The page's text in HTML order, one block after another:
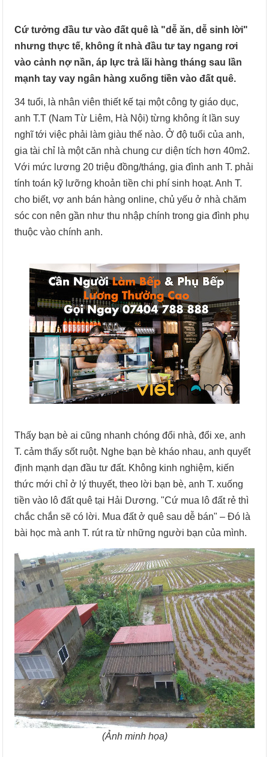
Cứ tưởng đầu tư vào đất quê là "dễ ăn, dễ sinh lời"
nhưng thực tế, không ít nhà đầu tư tay ngang rơi
vào cảnh nợ nần, áp lực trả lãi hàng tháng sau lần
mạnh tay vay ngân hàng xuống tiền vào đất quê.
34 tuổi, là nhân viên thiết kế tại một công ty giáo dục,
anh T.T (Nam Từ Liêm, Hà Nội) từng không ít lần suy
nghĩ tới việc phải làm giàu thế nào. Ở độ tuổi của anh,
gia tài chỉ là một căn nhà chung cư diện tích hơn 40m2.
Với mức lương 20 triệu đồng/tháng, gia đình anh T. phải
tính toán kỹ lưỡng khoản tiền chi phí sinh hoạt. Anh T.
cho biết, vợ anh bán hàng online, chủ yếu ở nhà chăm
sóc con nên gần như thu nhập chính trong gia đình phụ
thuộc vào chính anh.
Thấy bạn bè ai cũng nhanh chóng đổi nhà, đổi xe, anh
T. cảm thấy sốt ruột. Nghe bạn bè kháo nhau, anh quyết
định mạnh dạn đầu tư đất. Không kinh nghiệm, kiến
thức mới chỉ ở lý thuyết, theo lời bạn bè, anh T. xuống
tiền vào lô đất quê tại Hải Dương. "Cứ mua lô đất rẻ thì
chắc chắn sẽ có lời. Mua đất ở quê sau dễ bán" – Đó là
bài học mà anh T. rút ra từ những người bạn của mình.
(Ảnh minh họa)